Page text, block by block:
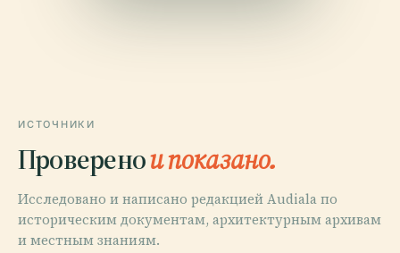
ИСТОЧНИКИ
Проверенои показано.
Исследовано и написано редакцией Audiala по
историческим документам, архитектурным архивам
и местным знаниям.